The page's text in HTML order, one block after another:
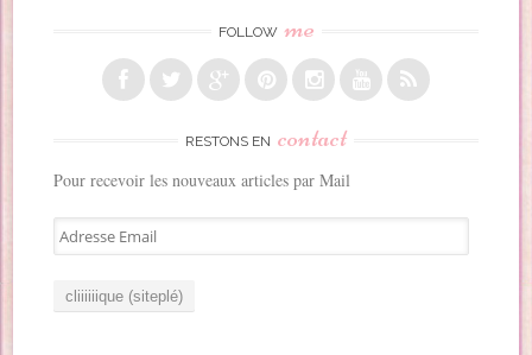
FOLLOW me
RESTONS EN contact
Pour recevoir les nouveaux articles par Mail
A
d